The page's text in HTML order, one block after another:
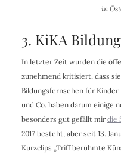
in
3. KiKA
In letzter Zeit wurden die
zunehmend kritisiert, dass
Bildungsfernsehen für
und Co. haben darum einige
besonders gut gefällt mir die
2017 besteht, aber seit 13.
Kurzclips „Triff berühmte